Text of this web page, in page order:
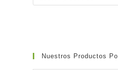
Nuestros Productos